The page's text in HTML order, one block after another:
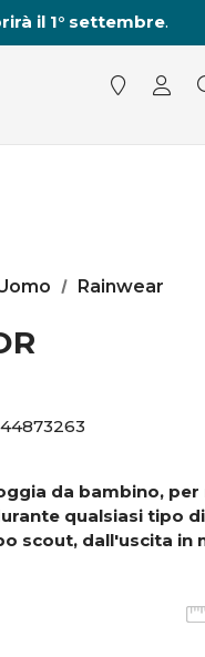
il 1° settembre.
Rainwear
da bambino, per
qualsiasi tipo
scout, dall'uscita in